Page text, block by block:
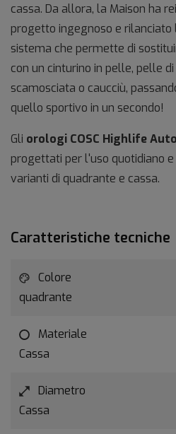
cassa. Da allora, la Maison ha
progetto ingegnoso e rilanciato
sistema che permette di
con un cinturino in pelle, pelle
scamosciata o caucciù,
quello sportivo in un secondo!
Gli orologi COSC Highlife
progettati per l'uso quotidiano
varianti di quadrante e cassa.
Caratteristiche tecniche
Colore
quadrante
Materiale
Cassa
Diametro
Cassa